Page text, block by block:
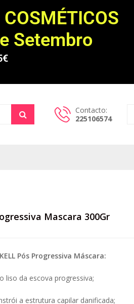
Setembro
Contacto:
225106574
Mascara 300Gr
Pós Progressiva Máscara:
liso da escova progressiva;
a estrutura capilar danificada;